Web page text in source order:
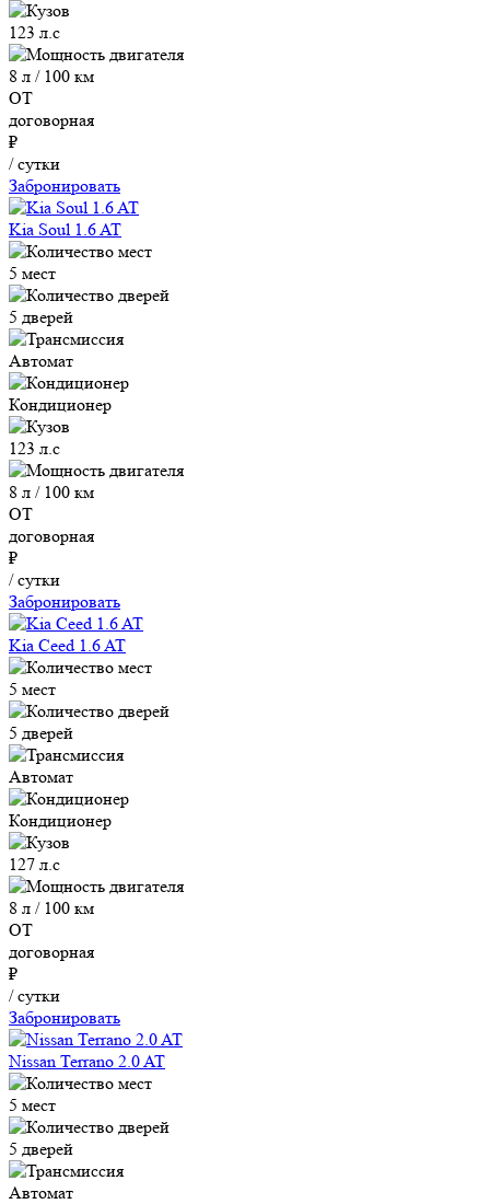
123 л.с
8 л / 100 км
ОТ
договорная
₽
/ сутки
Забронировать
Kia Soul 1.6 AT
5 мест
5 дверей
Автомат
Кондиционер
123 л.с
8 л / 100 км
ОТ
договорная
₽
/ сутки
Забронировать
Kia Ceed 1.6 AT
5 мест
5 дверей
Автомат
Кондиционер
127 л.с
8 л / 100 км
ОТ
договорная
₽
/ сутки
Забронировать
Nissan Terrano 2.0 AT
5 мест
5 дверей
Автомат